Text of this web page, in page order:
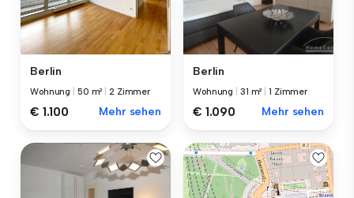
Berlin
Wohnung 50 m² |2 Zimmer
€ 1.100 Mehr sehen
Berlin
Wohnung 31 m² |1 Zimmer
€ 1.090 Mehr sehen